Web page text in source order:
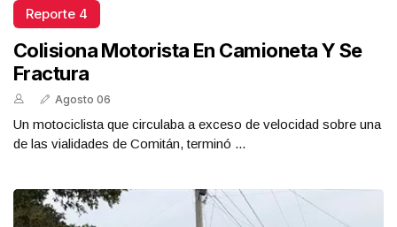
Reporte 4
Colisiona Motorista En Camioneta Y Se
Fractura
Agosto 06
Un motociclista que circulaba a exceso de velocidad sobre una
de las vialidades de Comitán, terminó ...